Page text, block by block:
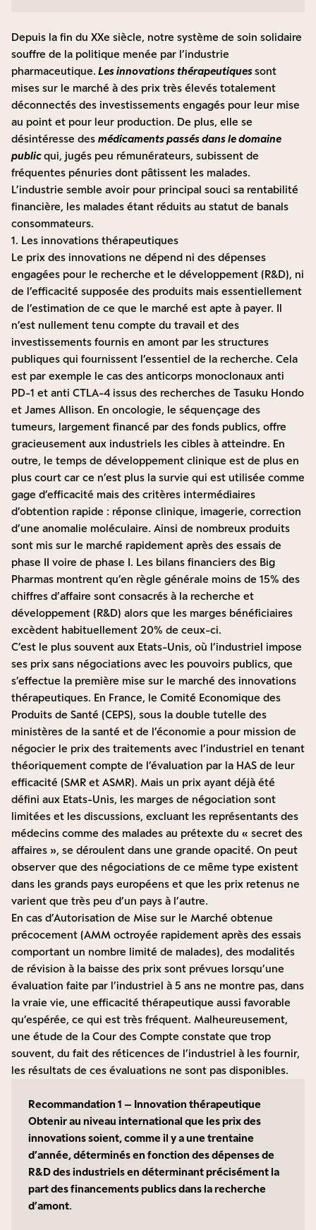
Depuis la fin du XXe siècle, notre système de soin solidaire
souffre de la politique menée par l’industrie
pharmaceutique. Les innovations thérapeutiquessont
mises sur le marché à des prix très élevés totalement
déconnectés des investissements engagés pour leur mise
au point et pour leur production. De plus, elle se
désintéresse des médicaments passés dans le domaine
publicqui, jugés peu rémunérateurs, subissent de
fréquentes pénuries dont pâtissent les malades.
L’industrie semble avoir pour principal souci sa rentabilité
financière, les malades étant réduits au statut de banals
consommateurs.
1. Les innovations thérapeutiques
Le prix des innovations ne dépend ni des dépenses
engagées pour le recherche et le développement (R&D), ni
de l’efficacité supposée des produits mais essentiellement
de l’estimation de ce que le marché est apte à payer. Il
n’est nullement tenu compte du travail et des
investissements fournis en amont par les structures
publiques qui fournissent l’essentiel de la recherche. Cela
est par exemple le cas des anticorps monoclonaux anti
PD-1 et anti CTLA-4 issus des recherches de Tasuku Hondo
et James Allison. En oncologie, le séquençage des
tumeurs, largement financé par des fonds publics, offre
gracieusement aux industriels les cibles à atteindre. En
outre, le temps de développement clinique est de plus en
plus court car ce n’est plus la survie qui est utilisée comme
gage d’efficacité mais des critères intermédiaires
d’obtention rapide : réponse clinique, imagerie, correction
d’une anomalie moléculaire. Ainsi de nombreux produits
sont mis sur le marché rapidement après des essais de
phase II voire de phase I. Les bilans financiers des Big
Pharmas montrent qu’en règle générale moins de 15% des
chiffres d’affaire sont consacrés à la recherche et
développement (R&D) alors que les marges bénéficiaires
excèdent habituellement 20% de ceux-ci.
C’est le plus souvent aux Etats-Unis, où l’industriel impose
ses prix sans négociations avec les pouvoirs publics, que
s’effectue la première mise sur le marché des innovations
thérapeutiques. En France, le Comité Economique des
Produits de Santé (CEPS), sous la double tutelle des
ministères de la santé et de l’économie a pour mission de
négocier le prix des traitements avec l’industriel en tenant
théoriquement compte de l’évaluation par la HAS de leur
efficacité (SMR et ASMR). Mais un prix ayant déjà été
défini aux Etats-Unis, les marges de négociation sont
limitées et les discussions, excluant les représentants des
médecins comme des malades au prétexte du « secret des
affaires », se déroulent dans une grande opacité. On peut
observer que des négociations de ce même type existent
dans les grands pays européens et que les prix retenus ne
varient que très peu d’un pays à l’autre.
En cas d’Autorisation de Mise sur le Marché obtenue
précocement (AMM octroyée rapidement après des essais
comportant un nombre limité de malades), des modalités
de révision à la baisse des prix sont prévues lorsqu’une
évaluation faite par l’industriel à 5 ans ne montre pas, dans
la vraie vie, une efficacité thérapeutique aussi favorable
qu’espérée, ce qui est très fréquent. Malheureusement,
une étude de la Cour des Compte constate que trop
souvent, du fait des réticences de l’industriel à les fournir,
les résultats de ces évaluations ne sont pas disponibles.
Recommandation 1 – Innovation thérapeutique
Obtenir au niveau international que les prix des
innovations soient, comme il y a une trentaine
d’année, déterminés en fonction des dépenses de
R&D des industriels en déterminant précisément la
part des financements publics dans la recherche
d’amont.